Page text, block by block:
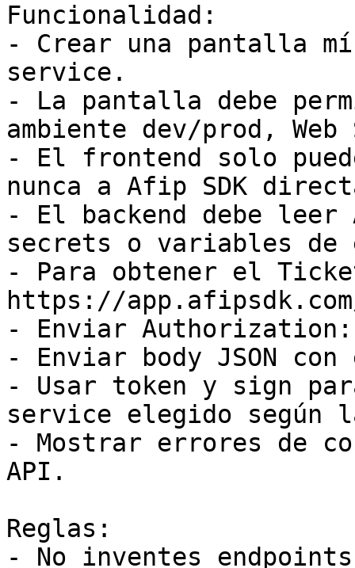
Funcionalidad:
- Crear una pantalla
service.
- La pantalla debe
ambiente dev/prod,
- El frontend solo
nunca a Afip SDK
- El backend debe leer
secrets o variables de
- Para obtener el
https://
- Enviar Authorization:
- Enviar body JSON
- Usar token y sign
service elegido según
- Mostrar errores de
API.
Reglas:
- No inventes